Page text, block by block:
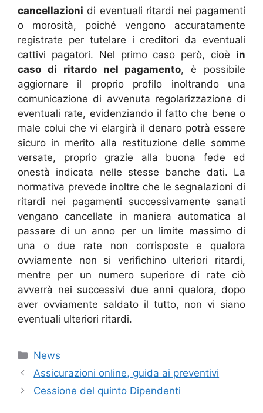
cancellazioni di eventuali ritardi nei pagamenti
o morosità, poiché vengono accuratamente
registrate per tutelare i creditori da eventuali
cattivi pagatori. Nel primo caso però, cioè in
caso di ritardo nel pagamento, è possibile
aggiornare il proprio profilo inoltrando una
comunicazione di avvenuta regolarizzazione di
eventuali rate, evidenziando il fatto che bene o
male colui che vi elargirà il denaro potrà essere
sicuro in merito alla restituzione delle somme
versate, proprio grazie alla buona fede ed
onestà indicata nelle stesse banche dati. La
normativa prevede inoltre che le segnalazioni di
ritardi nei pagamenti successivamente sanati
vengano cancellate in maniera automatica al
passare di un anno per un limite massimo di
una o due rate non corrisposte e qualora
ovviamente non si verifichino ulteriori ritardi,
mentre per un numero superiore di rate ciò
avverrà nei successivi due anni qualora, dopo
aver ovviamente saldato il tutto, non vi siano
eventuali ulteriori ritardi.
Categorie
News
Assicurazioni online, guida ai preventivi
Cessione del quinto Dipendenti